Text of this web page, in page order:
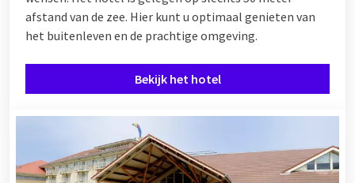
afstand van de zee. Hier kunt u optimaal genieten van
het buitenleven en de prachtige omgeving.
Bekijk het hotel